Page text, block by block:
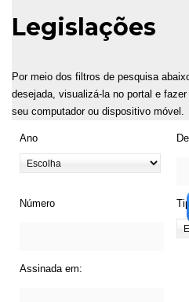
Legislações
Por meio dos filtros de pesquisa
desejada, visualizá-la no portal e
seu computador ou dispositivo móvel.
Ano
Número
Assinada em: